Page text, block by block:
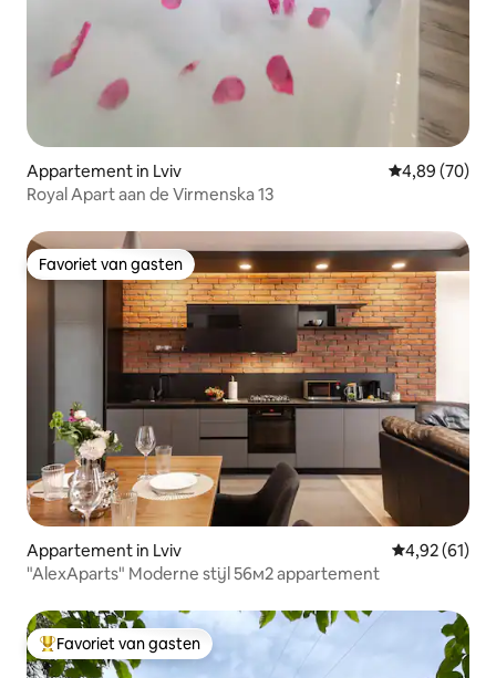
Appartement in Lviv Gemiddelde
4,89 (70)
Royal Apart aan de Virmenska 13
Favoriet van gasten
Favoriet van gasten
Appartement in Lviv Gemiddelde
4,92 (61)
"AlexAparts" Moderne stijl 56м2 appartement
Topfavoriet van gasten
Favoriet van gasten